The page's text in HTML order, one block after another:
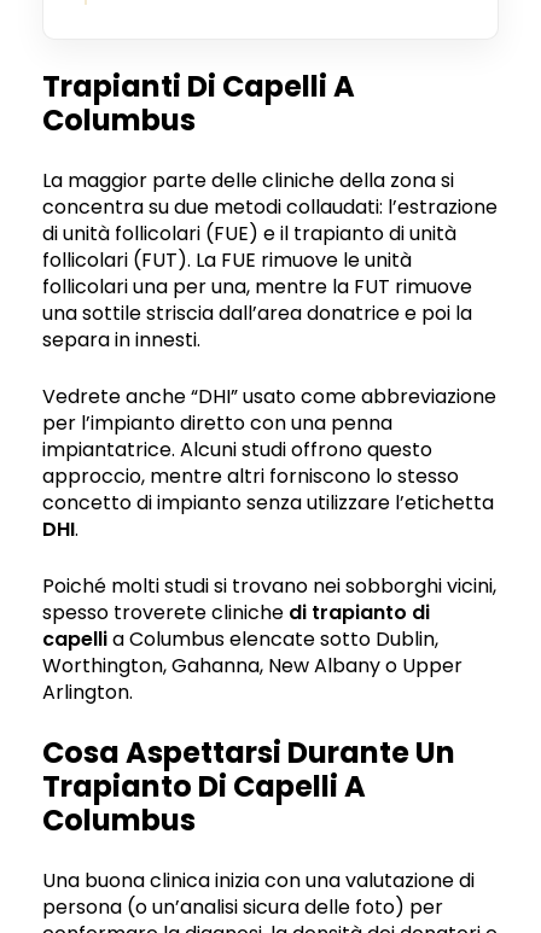
Trapianti Di Capelli A
Columbus
La maggior parte delle cliniche della zona si
concentra su due metodi collaudati: l’estrazione
di unità follicolari (FUE) e il trapianto di unità
follicolari (FUT). La FUE rimuove le unità
follicolari una per una, mentre la FUT rimuove
una sottile striscia dall’area donatrice e poi la
separa in innesti.
Vedrete anche “DHI” usato come abbreviazione
per l’impianto diretto con una penna
impiantatrice. Alcuni studi offrono questo
approccio, mentre altri forniscono lo stesso
concetto di impianto senza utilizzare l’etichetta
DHI.
Poiché molti studi si trovano nei sobborghi vicini,
spesso troverete cliniche di trapianto di
capellia Columbus elencate sotto Dublin,
Worthington, Gahanna, New Albany o Upper
Arlington.
Cosa Aspettarsi Durante Un
Trapianto Di Capelli A
Columbus
Una buona clinica inizia con una valutazione di
persona (o un’analisi sicura delle foto) per